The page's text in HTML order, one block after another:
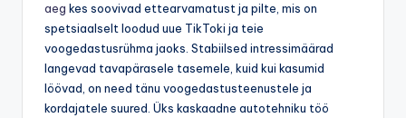
aeg kes soovivad ettearvamatust ja pilte, mis on
spetsiaalselt loodud uue TikToki ja teie
voogedastusrühma jaoks. Stabiilsed intressimäärad
langevad tavapärasele tasemele, kuid kui kasumid
löövad, on need tänu voogedastusteenustele ja
kordajatele suured. Üks kaskaadne autotehniku ​​​​töö